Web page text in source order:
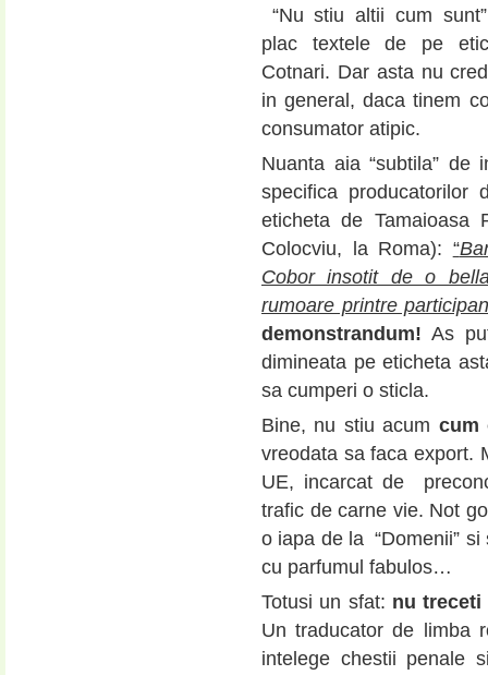
“Nu stiu altii cum
plac textele de pe
Cotnari. Dar asta nu
in general, daca tinem
consumator atipic.
Nuanta aia “subtila” de
specifica producatorilor
eticheta de Tamaioasa
Colocviu, la Roma): “
Cobor insotit de o
rumoare printre
demonstrandum! As
dimineata pe eticheta
sa cumperi o sticla.
Bine, nu stiu acum cum
vreodata sa faca export.
UE, incarcat de
trafic de carne vie. Not
o iapa de la “Domenii”
cu parfumul fabulos…
Totusi un sfat: nu treceti
Un traducator de limba
intelege chestii penale